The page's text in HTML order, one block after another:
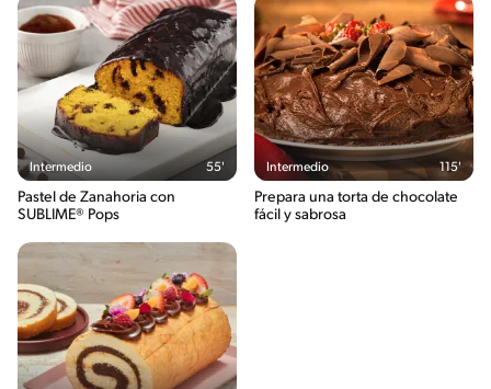
Intermedio 55'
Pastel de Zanahoria con
SUBLIME® Pops
Intermedio 115'
Prepara una torta de chocolate
fácil y sabrosa